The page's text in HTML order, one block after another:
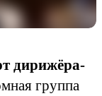
дирижёра-
группа